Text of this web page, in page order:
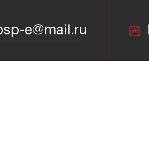
e@mail.ru
e@mail.ru